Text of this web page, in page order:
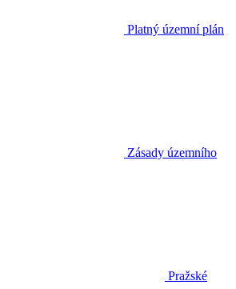
Platný územní plán
Zásady územního
Pražské